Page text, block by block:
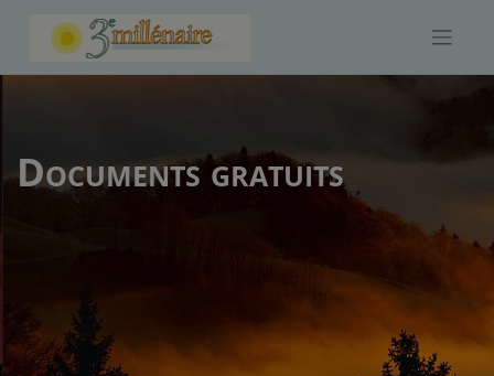
Documents gratuits